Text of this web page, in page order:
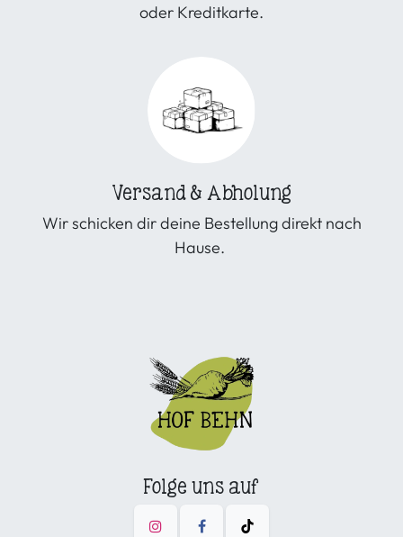
oder Kreditkarte.
Versand & Abholung
Wir schicken dir deine Bestellung direkt nach
Hause.
Folge uns auf